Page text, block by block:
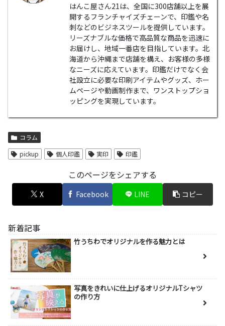
はんこ屋さん21は、全国に300店舗以上を展
開するフランチャイズチェーンで、印鑑や名
刺などのビジネスツールを提供しています。
リーズナブルな価格で高品質な商品を迅速に
お届けし、地域一番店を目指しています。北
海道から沖縄まで店舗を構え、お客様の多様
なニーズに応えています。印鑑だけでなく会
社設立に必要な印刷アイテムやグッズ、ホー
ムページや動画制作まで、ワンストップショ
ッピングを実現しています。
コラム
pickup
個人印鑑 実印 印鑑
このページをシェアする
X Facebook LINE コピー
新着記事
竹うちわでオリジナルを作る魅力とは
写真をきれいに仕上げるオリジナルTシャツ
の作り方